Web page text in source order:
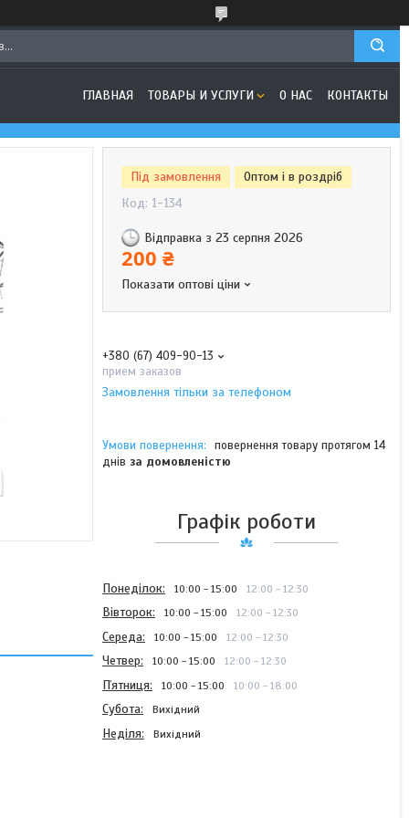
ГЛАВНАЯ ТОВАРЫ И УСЛУГИ О НАС КОНТАКТЫ
Під замовлення
Оптом і в роздріб
Код: 1-134
Відправка з 23 серпня 2026
200 ₴
Показати оптові ціни
+380 (67) 409-90-13
прием заказов
Замовлення тільки за телефоном
повернення товару протягом 14
днів за домовленістю
Графік роботи
Понеділок 10:00 15:00 12:00 12:30
Вівторок 10:00 15:00 12:00 12:30
Середа 10:00 15:00 12:00 12:30
Четвер 10:00 15:00 12:00 12:30
Пʼятниця 10:00 15:00 10:00 18:00
Субота Вихідний
Неділя Вихідний